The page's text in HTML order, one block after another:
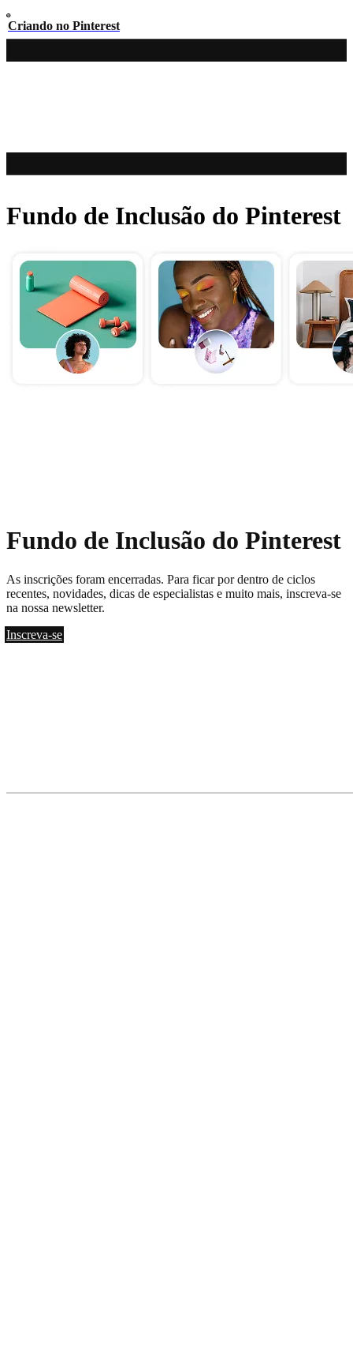
Criando no Pinterest
Fundo de Inclusão do Pinterest
Fundo de Inclusão do Pinterest
As inscrições foram encerradas. Para ficar por dentro de ciclos
recentes, novidades, dicas de especialistas e muito mais, inscreva-se
na nossa newsletter.
Inscreva-se